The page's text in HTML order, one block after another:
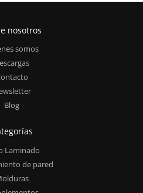
nosotros
somos
Blog
Laminado
de pared